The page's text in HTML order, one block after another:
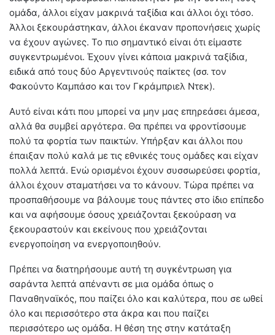
ομάδα, άλλοι είχαν μακρινά ταξίδια και άλλοι όχι τόσο.
Άλλοι ξεκουράστηκαν, άλλοι έκαναν προπονήσεις χωρίς
να έχουν αγώνες. Το πιο σημαντικό είναι ότι είμαστε
συγκεντρωμένοι. Έχουν γίνει κάποια μακρινά ταξίδια,
ειδικά από τους δύο Αργεντινούς παίκτες (σσ. τον
Φακούντο Καμπάσο και τον Γκράμπριελ Ντεκ).
Αυτό είναι κάτι που μπορεί να μην μας επηρεάσει άμεσα,
αλλά θα συμβεί αργότερα. Θα πρέπει να φροντίσουμε
πολύ τα φορτία των παικτών. Υπήρξαν και άλλοι που
έπαιξαν πολύ καλά με τις εθνικές τους ομάδες και είχαν
πολλά λεπτά. Ενώ ορισμένοι έχουν συσσωρεύσει φορτία,
άλλοι έχουν σταματήσει να το κάνουν. Τώρα πρέπει να
προσπαθήσουμε να βάλουμε τους πάντες στο ίδιο επίπεδο
και να αφήσουμε όσους χρειάζονται ξεκούραση να
ξεκουραστούν και εκείνους που χρειάζονται
ενεργοποίηση να ενεργοποιηθούν.
Πρέπει να διατηρήσουμε αυτή τη συγκέντρωση για
σαράντα λεπτά απέναντι σε μια ομάδα όπως ο
Παναθηναϊκός, που παίζει όλο και καλύτερα, που σε ωθεί
όλο και περισσότερο στα άκρα και που παίζει
περισσότερο ως ομάδα. Η θέση της στην κατάταξη